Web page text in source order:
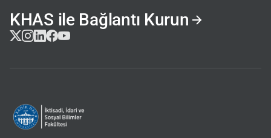
KHAS ile Bağlantı Kurun